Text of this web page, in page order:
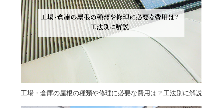
工場・倉庫の屋根の種類や修理に必要な費用は？工法別に解説